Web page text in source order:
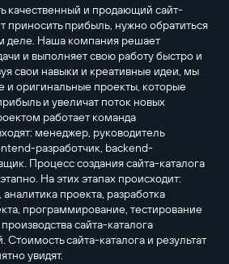
качественный и продающий сайт-
приносить прибыль, нужно обратиться
деле. Наша компания решает
и выполняет свою работу быстро и
свои навыки и креативные идеи, мы
и оригинальные проекты, которые
и увеличат поток новых
работает команда
менеджер, руководитель
разработчик, backend-
Процесс создания сайта-каталога
На этих этапах происходит:
проекта, разработка
программирование, тестирование
сайта-каталога
Стоимость сайта-каталога и результат
увидят.